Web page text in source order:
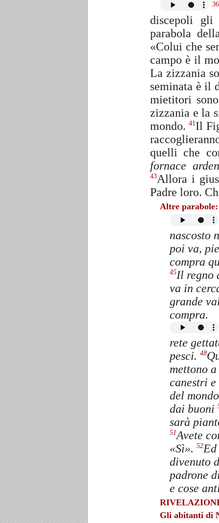
36
discepoli gli
parabola
«Colui che
campo è il
La zizzania
seminata è il
mietitori
zizzania e la
mondo.41Il
quelli che
fornace
43Allora i
Padre loro.
Altre parabole:
nascosto
poi va,
compra
45Il regno
va in
grande
compra.
rete
pesci. 48
mettono
canestri
del
dai buoni
sarà
51Avete
«Sì». 52
divenuto
padrone
e cose
Gli abitanti di